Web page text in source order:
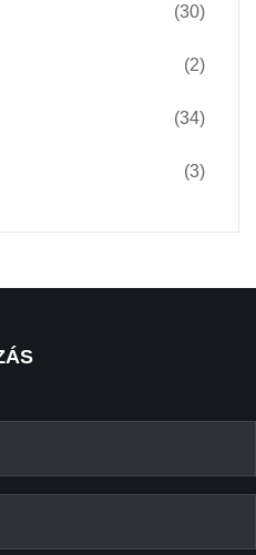
(30)
(2)
(34)
(3)